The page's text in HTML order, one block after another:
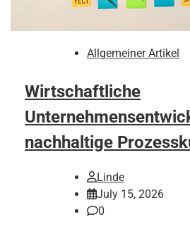
Allgemeiner Artikel
Wirtschaftliche
nachhaltige
Linde
July 15, 2026
0